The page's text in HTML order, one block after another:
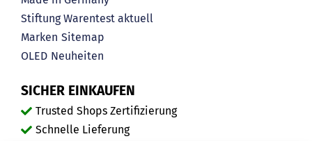
Stiftung Warentest aktuell
Marken Sitemap
OLED Neuheiten
SICHER EINKAUFEN
Trusted Shops Zertifizierung
Schnelle Lieferung